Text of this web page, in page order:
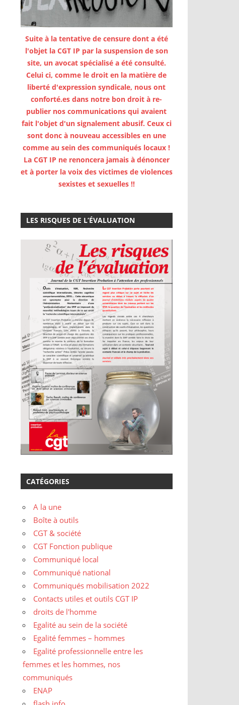
Suite à la tentative de censure dont a été
l'objet la CGT IP par la suspension de son
site, un avocat spécialisé a été consulté.
Celui ci, comme le droit en la matière de
liberté d'expression syndicale, nous ont
conforté.es dans notre bon droit à re-
publier nos communications qui avaient
fait l'objet d'un signalement abusif. Ceux ci
sont donc à nouveau accessibles en une
comme au sein des communiqués locaux !
La CGT IP ne renoncera jamais à dénoncer
et à porter la voix des victimes de violences
sexistes et sexuelles !!
LES RISQUES DE L’ÉVALUATION
CATÉGORIES
A la une
Boîte à outils
CGT & société
CGT Fonction publique
Communiqué local
Communiqué national
Communiqués mobilisation 2022
Contacts utiles et outils CGT IP
droits de l'homme
Egalité au sein de la société
Egalité femmes – hommes
Egalité professionnelle entre les
femmes et les hommes, nos
communiqués
ENAP